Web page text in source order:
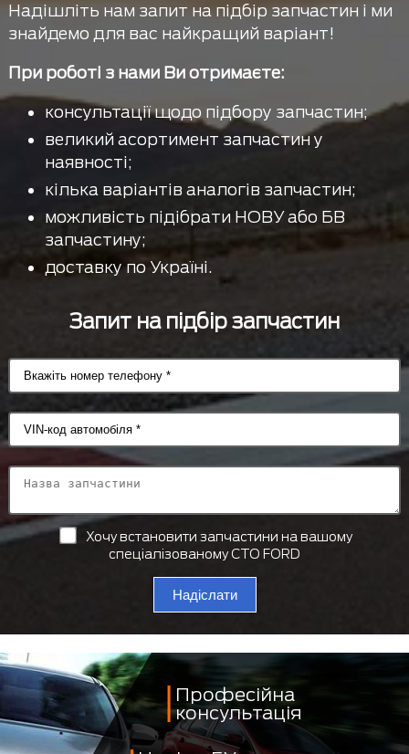
Надішліть нам запит на підбір запчастин і ми
знайдемо для вас найкращий варіант!
При роботі з нами Ви отримаєте:
консультації щодо підбору запчастин;
великий асортимент запчастин у
наявності;
кілька варіантів аналогів запчастин;
можливість підібрати НОВУ або БВ
запчастину;
доставку по Україні.
Запит на підбір запчастин
Хочу встановити запчастини на вашому
спеціалізованому СТО FORD
Надіслати
Професійна
консультація